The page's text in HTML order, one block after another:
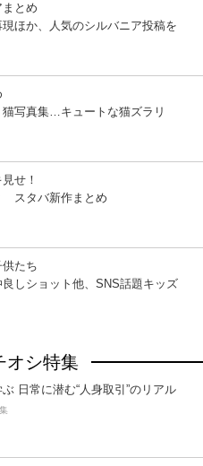
とめ
現ほか、人気のシルバニア投稿を
猫写真集…キュートな猫ズラリ
せ！
スタバ新作まとめ
たち
しショット他、SNS話題キッズ
オシ特集
日常に潜む“人身取引”のリアル